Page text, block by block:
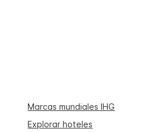
Marcas mundiales IHG
Explorar hoteles